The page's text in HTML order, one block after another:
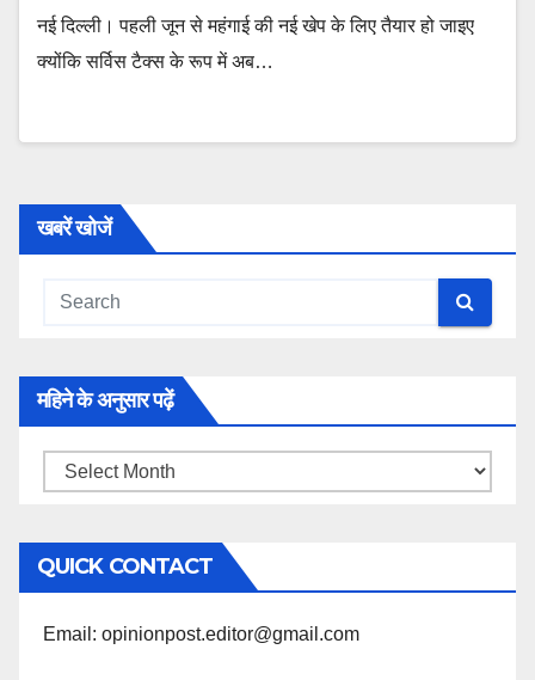
नई दिल्ली। पहली जून से महंगाई की नई खेप के लिए तैयार हो जाइए
क्योंकि सर्विस टैक्स के रूप में अब…
खबरें खोजें
महिने के अनुसार पढ़ें
महिने
अनुसार
पढ़ें
QUICK CONTACT
Email: opinionpost.editor@gmail.com